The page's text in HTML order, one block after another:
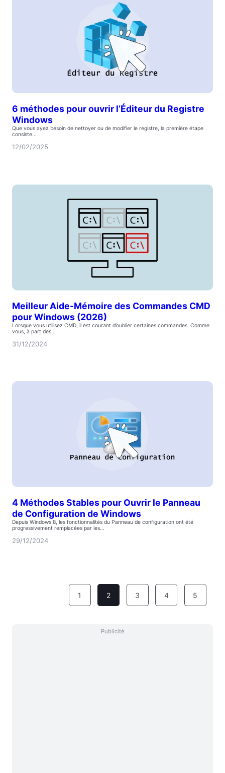
6 méthodes pour ouvrir l’Éditeur du Registre
Windows
Que vous ayez besoin de nettoyer ou de modifier le registre, la première étape
consiste…
12/02/2025
Meilleur Aide-Mémoire des Commandes CMD
pour Windows (2026)
Lorsque vous utilisez CMD, il est courant d’oublier certaines commandes. Comme
vous, à part des…
31/12/2024
4 Méthodes Stables pour Ouvrir le Panneau
de Configuration de Windows
Depuis Windows 8, les fonctionnalités du Panneau de configuration ont été
progressivement remplacées par les…
29/12/2024
1 2 3 4 5
Publicité